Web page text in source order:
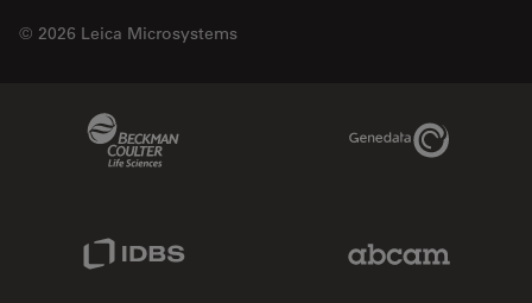
© 2026 Leica Microsystems
Genedata Link